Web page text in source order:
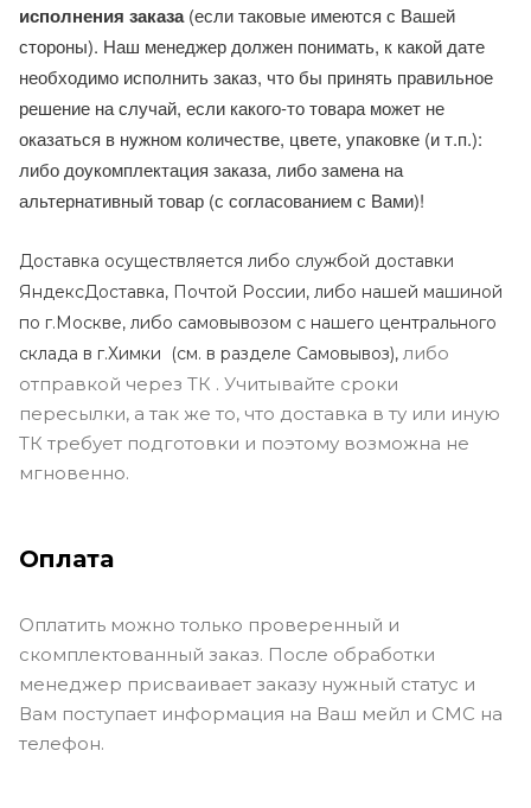
исполнения заказа(если таковые имеются с Вашей
стороны). Наш менеджер должен понимать, к какой дате
необходимо исполнить заказ, что бы принять правильное
решение на случай, если какого-то товара может не
оказаться в нужном количестве, цвете, упаковке (и т.п.):
либо доукомплектация заказа, либо замена на
альтернативный товар (с согласованием с Вами)!
Доставка осуществляется либо службой доставки
ЯндексДоставка, Почтой России, либо нашей машиной
по г.Москве, либо самовывозом с нашего центрального
склада в г.Химки (см. в разделе Самовывоз), либо
отправкой через ТК . Учитывайте сроки
пересылки, а так же то, что доставка в ту или иную
ТК требует подготовки и поэтому возможна не
мгновенно.
Оплата
Оплатить можно только проверенный и
скомплектованный заказ. После обработки
менеджер присваивает заказу нужный статус и
Вам поступает информация на Ваш мейл и СМС на
телефон.